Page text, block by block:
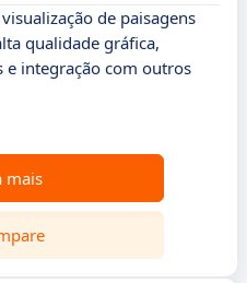
de paisagens
qualidade gráfica,
e integração com outros
mais